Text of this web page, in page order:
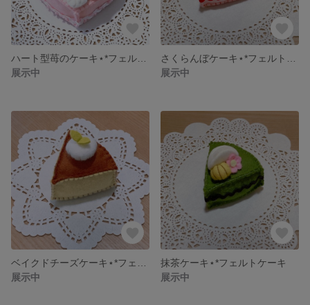
展示中
展示中
展示中
抹茶ケーキ⋆*フェルトケーキ
展示中